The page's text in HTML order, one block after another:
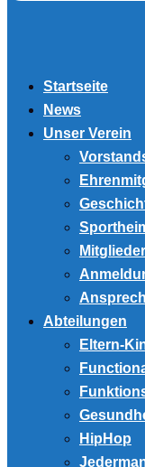
Startseite
News
Unser Verein
Abteilungen
Eltern-
HipHop